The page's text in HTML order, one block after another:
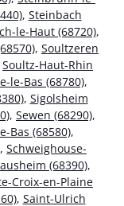
, Steinbach
le-Haut (68720),
, Soultzeren
Soultz-Haut-Rhin
le-Bas (68780),
, Sigolsheim
, Sewen (68290),
Bas (68580),
, Schweighouse-
(68390),
Croix-en-Plaine
, Saint-Ulrich